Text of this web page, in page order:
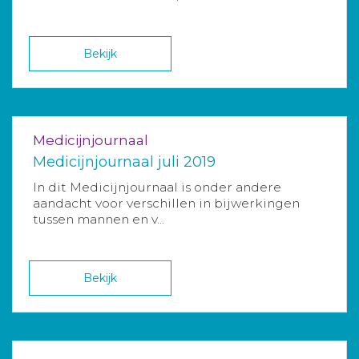
Bekijk
Medicijnjournaal
Medicijnjournaal juli 2019
In dit Medicijnjournaal is onder andere
aandacht voor verschillen in bijwerkingen
tussen mannen en v...
Bekijk